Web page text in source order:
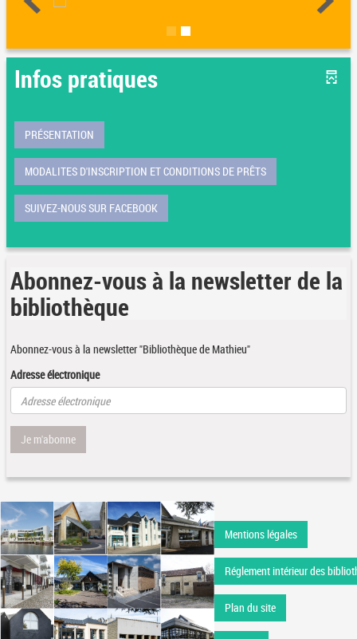
Infos pratiques
PRÉSENTATION
MODALITES D'INSCRIPTION ET CONDITIONS DE PRÊTS
SUIVEZ-NOUS SUR FACEBOOK
Abonnez-vous à la newsletter de la
bibliothèque
Abonnez-vous à la newsletter "Bibliothèque de Mathieu"
Adresse électronique
Je m'abonne
Mentions légales
Réglement intérieur des
Plan du site